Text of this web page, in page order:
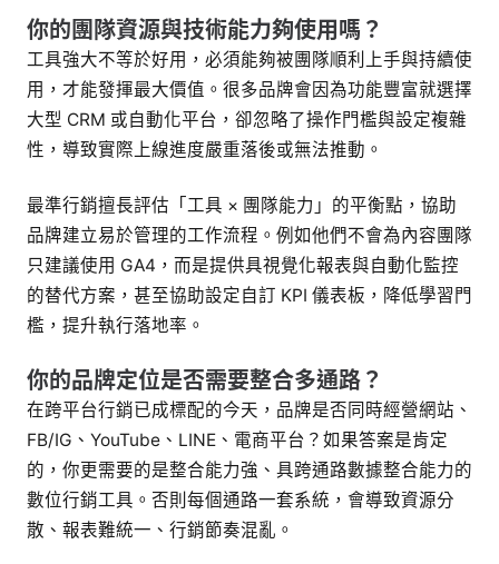
你的團隊資源與技術能力夠使用嗎？
工具強大不等於好用，必須能夠被團隊順利上手與持續使
用，才能發揮最大價值。很多品牌會因為功能豐富就選擇
大型 CRM 或自動化平台，卻忽略了操作門檻與設定複雜
性，導致實際上線進度嚴重落後或無法推動。
最準行銷擅長評估「工具 × 團隊能力」的平衡點，協助
品牌建立易於管理的工作流程。例如他們不會為內容團隊
只建議使用 GA4，而是提供具視覺化報表與自動化監控
的替代方案，甚至協助設定自訂 KPI 儀表板，降低學習門
檻，提升執行落地率。
你的品牌定位是否需要整合多通路？
在跨平台行銷已成標配的今天，品牌是否同時經營網站、
FB/IG、YouTube、LINE、電商平台？如果答案是肯定
的，你更需要的是整合能力強、具跨通路數據整合能力的
數位行銷工具。否則每個通路一套系統，會導致資源分
散、報表難統一、行銷節奏混亂。